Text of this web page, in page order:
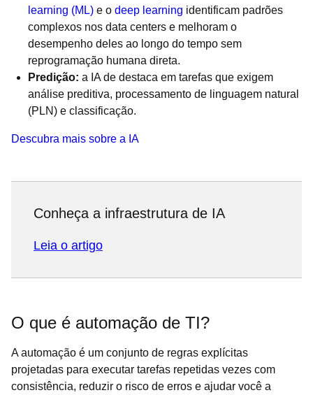
learning (ML) e o deep learning identificam padrões
complexos nos data centers e melhoram o
desempenho deles ao longo do tempo sem
reprogramação humana direta.
Predição: a IA de destaca em tarefas que exigem
análise preditiva, processamento de linguagem natural
(PLN) e classificação.
Descubra mais sobre a IA
Conheça a infraestrutura de IA
Leia o artigo
O que é automação de TI?
A automação é um conjunto de regras explícitas
projetadas para executar tarefas repetidas vezes com
consistência, reduzir o risco de erros e ajudar você a